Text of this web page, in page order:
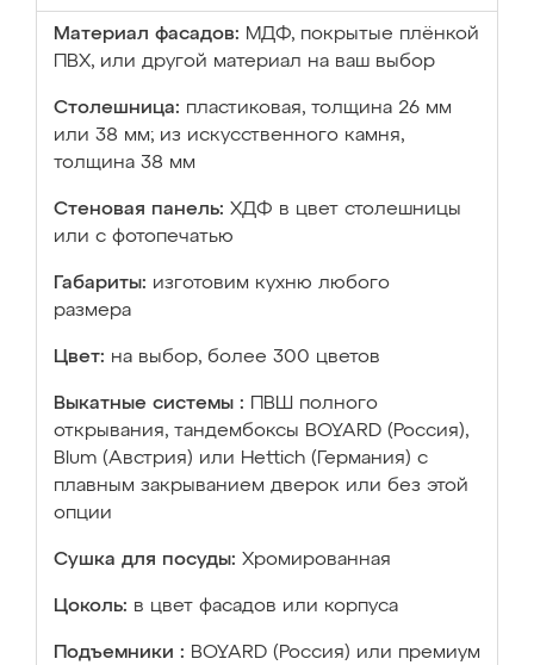
Материал фасадов: МДФ, покрытые плёнкой
ПВХ, или другой материал на ваш выбор
Столешница: пластиковая, толщина 26 мм
или 38 мм; из искусственного камня,
толщина 38 мм
Стеновая панель: ХДФ в цвет столешницы
или с фотопечатью
Габариты: изготовим кухню любого
размера
Цвет: на выбор, более 300 цветов
Выкатные системы :
ПВШ полного
открывания, тандембоксы BOYARD (Россия),
Blum (Австрия) или Hettich (Германия) с
плавным закрыванием дверок или без этой
опции
Сушка для посуды: Хромированная
Цоколь: в цвет фасадов или корпуса
Подъемники : BOYARD (Россия) или премиум